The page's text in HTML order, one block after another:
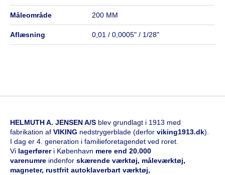
måleområde 200 MM
aflæsning 0,01 / 0,0005" / 1/28"
HELMUTH A. JENSEN A/S blev grundlagt i 1913 med
fabrikation af VIKING nedstrygerblade (derfor viking1913.dk).
I dag er 4. generation i familieforetagendet ved roret.
Vi lagerfører i København mere end 20.000
varenumre indenfor skærende værktøj, måleværktøj,
magneter, rustfrit autoklaverbart værktøj,